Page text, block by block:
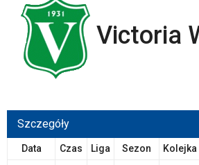
Victoria
Szczegóły
Data Czas Liga Sezon Kolejka